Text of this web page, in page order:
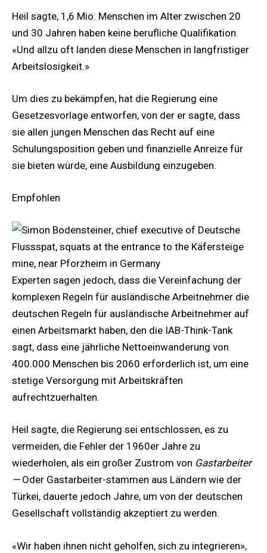
Heil sagte, 1,6 Mio. Menschen im Alter zwischen 20
und 30 Jahren haben keine berufliche Qualifikation.
«Und allzu oft landen diese Menschen in langfristiger
Arbeitslosigkeit.»
Um dies zu bekämpfen, hat die Regierung eine
Gesetzesvorlage entworfen, von der er sagte, dass
sie allen jungen Menschen das Recht auf eine
Schulungsposition geben und finanzielle Anreize für
sie bieten würde, eine Ausbildung einzugeben.
Empfohlen
Experten sagen jedoch, dass die Vereinfachung der
komplexen Regeln für ausländische Arbeitnehmer die
deutschen Regeln für ausländische Arbeitnehmer auf
einen Arbeitsmarkt haben, den die IAB-Think-Tank
sagt, dass eine jährliche Nettoeinwanderung von
400.000 Menschen bis 2060 erforderlich ist, um eine
stetige Versorgung mit Arbeitskräften
aufrechtzuerhalten.
Heil sagte, die Regierung sei entschlossen, es zu
vermeiden, die Fehler der 1960er Jahre zu
wiederholen, als ein großer Zustrom von Gastarbeiter
— Oder Gastarbeiter-stammen aus Ländern wie der
Türkei, dauerte jedoch Jahre, um von der deutschen
Gesellschaft vollständig akzeptiert zu werden.
«Wir haben ihnen nicht geholfen, sich zu integrieren»,